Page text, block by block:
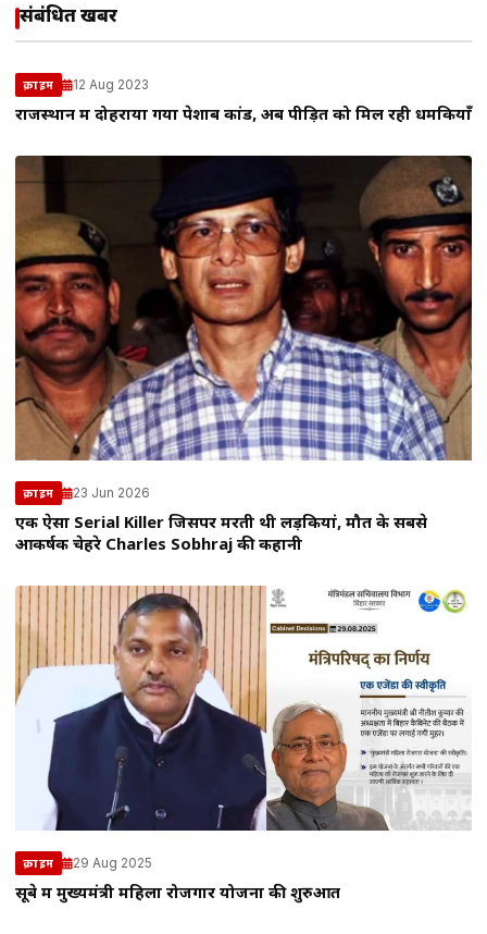
संबंधित खबरें
क्राइम 12 Aug 2023
राजस्थान में दोहराया गया पेशाब कांड, अब पीड़ित को मिल रही धमकियाँ
क्राइम 23 Jun 2026
एक ऐसा Serial Killer जिसपर मरती थी लड़कियां, मौत के सबसे
आकर्षक चेहरे Charles Sobhraj की कहानी
क्राइम 29 Aug 2025
सूबे में मुख्यमंत्री महिला रोजगार योजना की शुरुआत